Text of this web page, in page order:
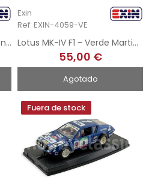
McLaren MP4 F1 - Ayrton Senna
Exin
Ref: EXIN-4059-VE
Lotus MK-IV F1 - Verde Martini Racing
55,00 €
Agotado
Fuera de stock